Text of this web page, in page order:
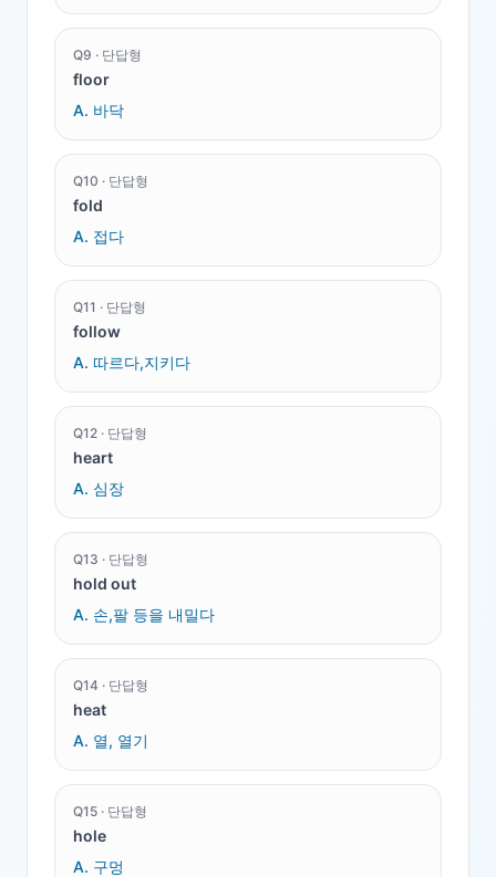
Q9 · 단답형
floor
A. 바닥
Q10 · 단답형
fold
A. 접다
Q11 · 단답형
follow
A. 따르다,지키다
Q12 · 단답형
heart
A. 심장
Q13 · 단답형
hold out
A. 손,팔 등을 내밀다
Q14 · 단답형
heat
A. 열, 열기
Q15 · 단답형
hole
A. 구멍